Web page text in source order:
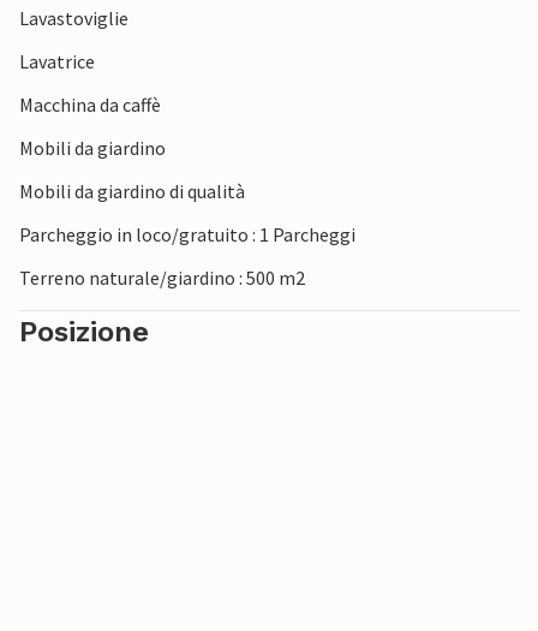
Lavastoviglie
Lavatrice
Macchina da caffè
Mobili da giardino
Mobili da giardino di qualità
Parcheggio in loco/gratuito : 1 Parcheggi
Terreno naturale/giardino : 500 m2
Posizione